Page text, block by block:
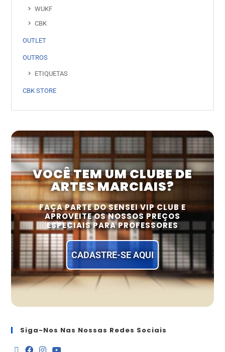
WUKF
CBK
OUTLET
OUTROS
ETIQUETAS
CBK STORE
VOCÊ TEM UM CLUBE DE
ARTES MARCIAIS?
FAÇA PARTE DO SENSEI VIP CLUB E
APROVEITE OS NOSSOS PREÇOS
ESPECIAIS PARA PROFESSORES
CADASTRE-SE AQUI
Siga-Nos Nas Nossas Redes Sociais